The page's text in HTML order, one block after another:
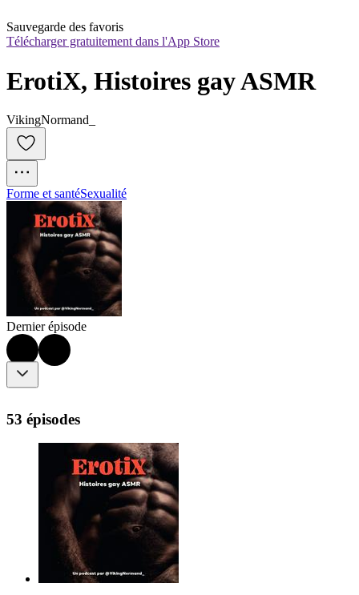
Sauvegarde des favoris
Télécharger gratuitement dans l'App Store
ErotiX, Histoires gay ASMR
VikingNormand_
Forme et santéSexualité
Dernier épisode
53 épisodes